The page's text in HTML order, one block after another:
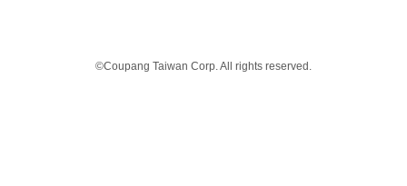
©Coupang Taiwan Corp. All rights reserved.